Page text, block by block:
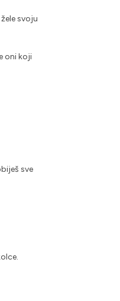
svoju
oni koji
sve